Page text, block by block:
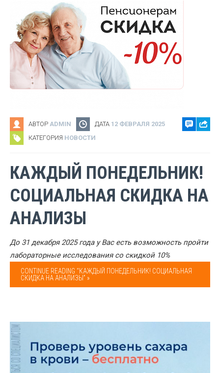
АВТОР ADMIN ДАТА 12 ФЕВРАЛЯ 2025
КАТЕГОРИЯ НОВОСТИ
КАЖДЫЙ ПОНЕДЕЛЬНИК!
СОЦИАЛЬНАЯ СКИДКА НА
АНАЛИЗЫ
До 31 декабря 2025 года у Вас есть возможность пройти
лабораторные исследования со скидкой 10%
CONTINUE READING “КАЖДЫЙ ПОНЕДЕЛЬНИК! СОЦИАЛЬНАЯ
СКИДКА НА АНАЛИЗЫ” »